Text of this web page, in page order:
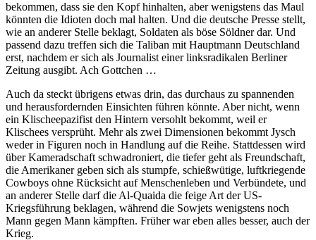
bekommen, dass sie den Kopf hinhalten, aber wenigstens das Maul
könnten die Idioten doch mal halten. Und die deutsche Presse stellt,
wie an anderer Stelle beklagt, Soldaten als böse Söldner dar. Und
passend dazu treffen sich die Taliban mit Hauptmann Deutschland
erst, nachdem er sich als Journalist einer linksradikalen Berliner
Zeitung ausgibt. Ach Gottchen …
Auch da steckt übrigens etwas drin, das durchaus zu spannenden
und herausfordernden Einsichten führen könnte. Aber nicht, wenn
ein Klischeepazifist den Hintern versohlt bekommt, weil er
Klischees versprüht. Mehr als zwei Dimensionen bekommt Jysch
weder in Figuren noch in Handlung auf die Reihe. Stattdessen wird
über Kameradschaft schwadroniert, die tiefer geht als Freundschaft,
die Amerikaner geben sich als stumpfe, schießwütige, luftkriegende
Cowboys ohne Rücksicht auf Menschenleben und Verbündete, und
an anderer Stelle darf die Al-Quaida die feige Art der US-
Kriegsführung beklagen, während die Sowjets wenigstens noch
Mann gegen Mann kämpften. Früher war eben alles besser, auch der
Krieg.